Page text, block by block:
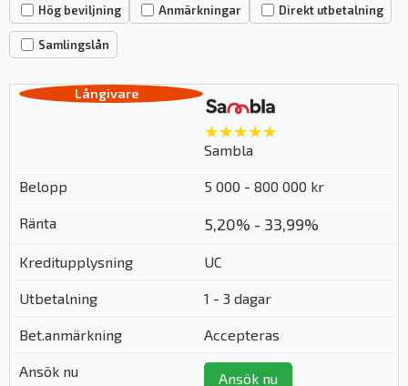
Hög beviljning Anmärkningar Direkt utbetalning
Samlingslån
★★★★★
Sambla
5 000 - 800 000 kr
5,20% - 33,99%
UC
1 - 3 dagar
Accepteras
Ansök nu